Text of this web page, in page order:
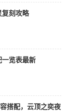
复刻攻略
一览表最新
搭配，云顶之奕夜